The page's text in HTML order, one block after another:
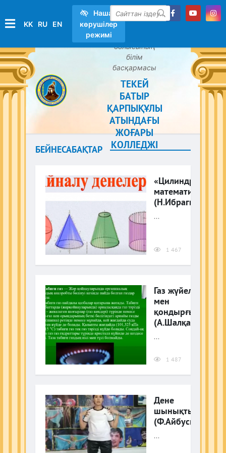
KK RU EN
Нашар
көрушілер
режимі
облысының
білім
басқармасы
ТЕКЕЙ
БАТЫР
ҚАРПЫҚҰЛЫ
АТЫНДАҒЫ
ЖОҒАРЫ
КОЛЛЕДЖІ
БЕЙНЕСАБАҚТАР
«Цилиндр»,
математика
(Н.Ибрагимова)
...
1 467
Газ жүйелері
мен
қондырғылары
(А.Шалқарбаев)
...
1 487
Дене
шынықтыру
(Ф.Айбусынова)
...